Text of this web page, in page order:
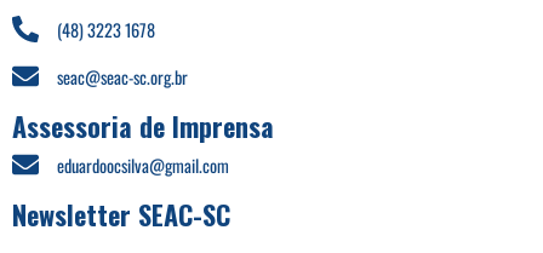
(48) 3223 1678
seac@seac-sc.org.br
Assessoria de Imprensa
eduardoocsilva@gmail.com
Newsletter SEAC-SC